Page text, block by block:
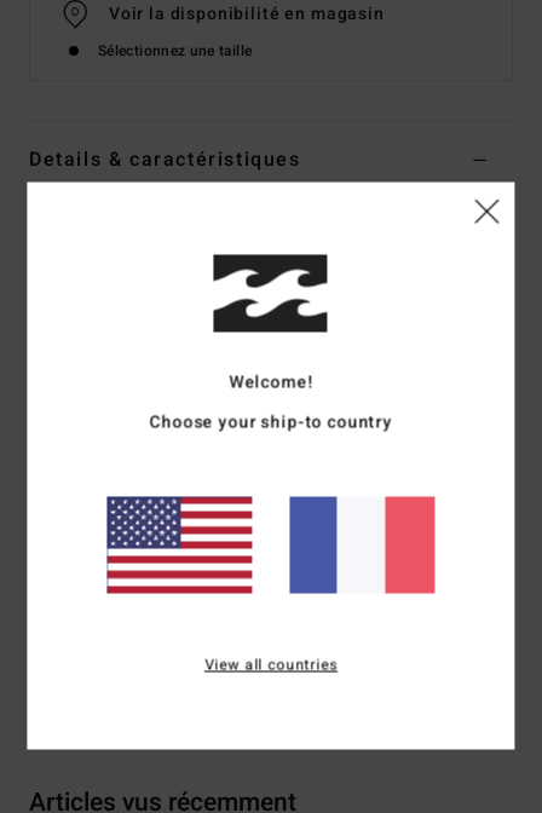
Voir la disponibilité en magasin
Sélectionnez une taille
Details & caractéristiques
Code couleur
coupe regular
Plaque avec logo en métal
Composition[Matière principale] 60% coton, 40% viscose
Articles vus récemment
Welcome!
Choose your ship-to country
View all countries